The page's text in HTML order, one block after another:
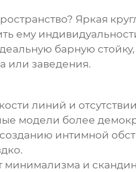
Яркая
ему
барную
или заведения.
линий и
модели более
интимной
и